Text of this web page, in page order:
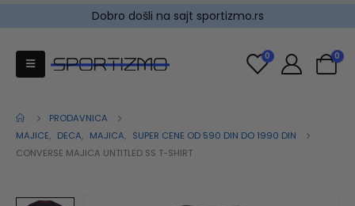
Dobro došli na sajt sportizmo.rs
0 0
PRODAVNICA
MAJICE, DECA, MAJICA, SUPER CENE OD 590 DIN DO 1990 DIN
CONVERSE MAJICA UNTITLED SS T-SHIRT